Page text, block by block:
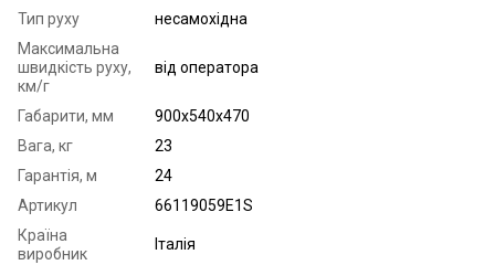
Тип руху
несамохідна
Максимальна
швидкість руху,
км/г
від оператора
Габарити, мм
900х540х470
Вага, кг
23
Гарантія, м
24
Артикул
66119059E1S
Країна
виробник
Італія